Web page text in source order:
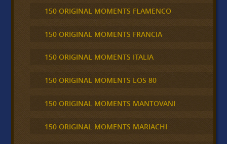
150 ORIGINAL MOMENTS FLAMENCO
150 ORIGINAL MOMENTS FRANCIA
150 ORIGINAL MOMENTS ITALIA
150 ORIGINAL MOMENTS LOS 80
150 ORIGINAL MOMENTS MANTOVANI
150 ORIGINAL MOMENTS MARIACHI